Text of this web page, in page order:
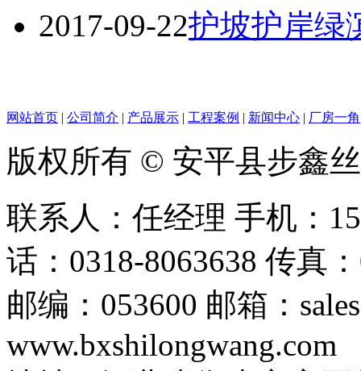
2017-09-22护坡护岸绿
网站首页 | 公司简介 | 产品展示 | 工程案例 | 新闻中心 | 厂房一角
版权所有 © 安平县步鑫
联系人：任经理 手机：
话：0318-8063638 传真
邮编：053600 邮箱：
www.bxshilongwang.com